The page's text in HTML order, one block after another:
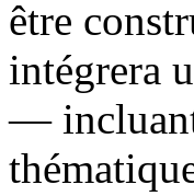
être
intégrera
— incluant